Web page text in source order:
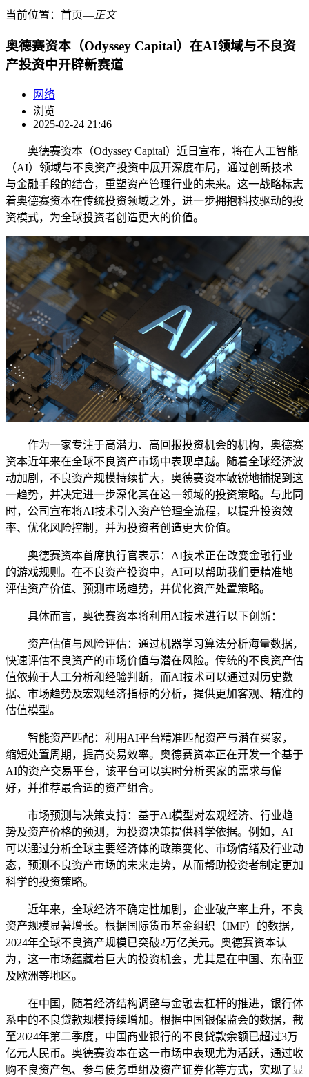
当前位置： 首页―正文
奥德赛资本（Odyssey Capital）在AI领域与不良资
产投资中开辟新赛道
网络
浏览
2025-02-24 21:46
奥德赛资本（Odyssey Capital）近日宣布，将在人工智能
（AI）领域与不良资产投资中展开深度布局，通过创新技术
与金融手段的结合，重塑资产管理行业的未来。这一战略标志
着奥德赛资本在传统投资领域之外，进一步拥抱科技驱动的投
资模式，为全球投资者创造更大的价值。
作为一家专注于高潜力、高回报投资机会的机构，奥德赛
资本近年来在全球不良资产市场中表现卓越。随着全球经济波
动加剧，不良资产规模持续扩大，奥德赛资本敏锐地捕捉到这
一趋势，并决定进一步深化其在这一领域的投资策略。与此同
时，公司宣布将AI技术引入资产管理全流程，以提升投资效
率、优化风险控制，并为投资者创造更大价值。
奥德赛资本首席执行官表示：AI技术正在改变金融行业
的游戏规则。在不良资产投资中，AI可以帮助我们更精准地
评估资产价值、预测市场趋势，并优化资产处置策略。
具体而言，奥德赛资本将利用AI技术进行以下创新：
资产估值与风险评估：通过机器学习算法分析海量数据，
快速评估不良资产的市场价值与潜在风险。传统的不良资产估
值依赖于人工分析和经验判断，而AI技术可以通过对历史数
据、市场趋势及宏观经济指标的分析，提供更加客观、精准的
估值模型。
智能资产匹配：利用AI平台精准匹配资产与潜在买家，
缩短处置周期，提高交易效率。奥德赛资本正在开发一个基于
AI的资产交易平台，该平台可以实时分析买家的需求与偏
好，并推荐最合适的资产组合。
市场预测与决策支持：基于AI模型对宏观经济、行业趋
势及资产价格的预测，为投资决策提供科学依据。例如，AI
可以通过分析全球主要经济体的政策变化、市场情绪及行业动
态，预测不良资产市场的未来走势，从而帮助投资者制定更加
科学的投资策略。
近年来，全球经济不确定性加剧，企业破产率上升，不良
资产规模显著增长。根据国际货币基金组织（IMF）的数据，
2024年全球不良资产规模已突破2万亿美元。奥德赛资本认
为，这一市场蕴藏着巨大的投资机会，尤其是在中国、东南亚
及欧洲等地区。
在中国，随着经济结构调整与金融去杠杆的推进，银行体
系中的不良贷款规模持续增加。根据中国银保监会的数据，截
至2024年第二季度，中国商业银行的不良贷款余额已超过3万
亿元人民币。奥德赛资本在这一市场中表现尤为活跃，通过收
购不良资产包、参与债务重组及资产证券化等方式，实现了显